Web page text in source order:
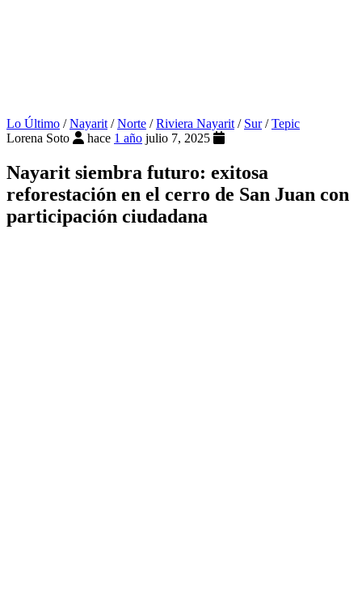
Lo Último /Nayarit/Norte /Riviera Nayarit/ Sur/Tepic
Lorena Soto
hace 1 año julio 7, 2025
Nayarit siembra futuro: exitosa
reforestación en el cerro de San Juan con
participación ciudadana